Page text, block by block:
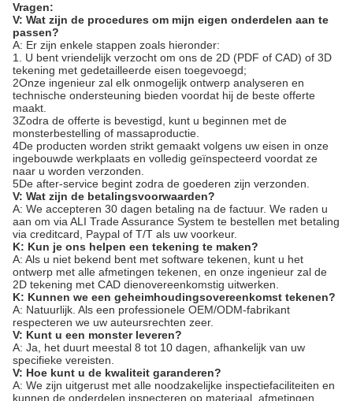
Vragen:
V: Wat zijn de procedures om mijn eigen onderdelen aan te
passen?
A: Er zijn enkele stappen zoals hieronder:
1. U bent vriendelijk verzocht om ons de 2D (PDF of CAD) of 3D
tekening met gedetailleerde eisen toegevoegd;
2Onze ingenieur zal elk onmogelijk ontwerp analyseren en
technische ondersteuning bieden voordat hij de beste offerte
maakt.
3Zodra de offerte is bevestigd, kunt u beginnen met de
monsterbestelling of massaproductie.
4De producten worden strikt gemaakt volgens uw eisen in onze
ingebouwde werkplaats en volledig geïnspecteerd voordat ze
naar u worden verzonden.
5De after-service begint zodra de goederen zijn verzonden.
V: Wat zijn de betalingsvoorwaarden?
A: We accepteren 30 dagen betaling na de factuur. We raden u
aan om via ALI Trade Assurance System te bestellen met betaling
via creditcard, Paypal of T/T als uw voorkeur.
K: Kun je ons helpen een tekening te maken?
A: Als u niet bekend bent met software tekenen, kunt u het
ontwerp met alle afmetingen tekenen, en onze ingenieur zal de
2D tekening met CAD dienovereenkomstig uitwerken.
K: Kunnen we een geheimhoudingsovereenkomst tekenen?
A: Natuurlijk. Als een professionele OEM/ODM-fabrikant
respecteren we uw auteursrechten zeer.
V: Kunt u een monster leveren?
A: Ja, het duurt meestal 8 tot 10 dagen, afhankelijk van uw
specifieke vereisten.
V: Hoe kunt u de kwaliteit garanderen?
A: We zijn uitgerust met alle noodzakelijke inspectiefaciliteiten en
kunnen de onderdelen inspecteren op materiaal, afmetingen,